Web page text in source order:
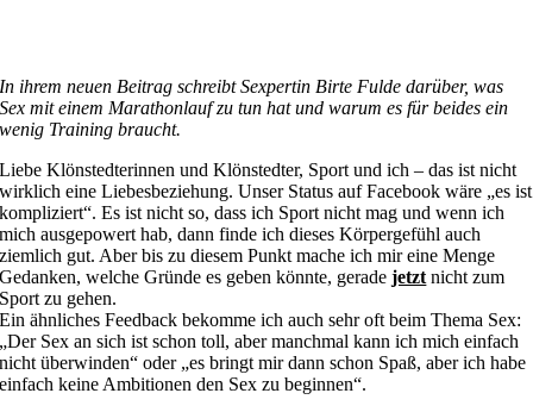
In ihrem neuen Beitrag schreibt Sexpertin Birte Fulde darüber, was
Sex mit einem Marathonlauf zu tun hat und warum es für beides ein
wenig Training braucht.
Liebe Klönstedterinnen und Klönstedter, Sport und ich – das ist nicht
wirklich eine Liebesbeziehung. Unser Status auf Facebook wäre „es ist
kompliziert“. Es ist nicht so, dass ich Sport nicht mag und wenn ich
mich ausgepowert hab, dann finde ich dieses Körpergefühl auch
ziemlich gut. Aber bis zu diesem Punkt mache ich mir eine Menge
Gedanken, welche Gründe es geben könnte, geradejetzt nicht zum
Sport zu gehen.
Ein ähnliches Feedback bekomme ich auch sehr oft beim Thema Sex:
„Der Sex an sich ist schon toll, aber manchmal kann ich mich einfach
nicht überwinden“ oder „es bringt mir dann schon Spaß, aber ich habe
einfach keine Ambitionen den Sex zu beginnen“.